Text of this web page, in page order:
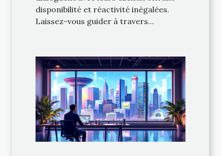
disponibilité et réactivité inégalées.
Laissez-vous guider à travers...